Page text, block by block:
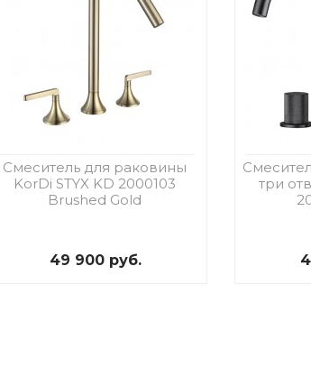
Смеситель для раковины
KorDi STYX KD 2000103
Brushed Gold
49 900 руб.
три